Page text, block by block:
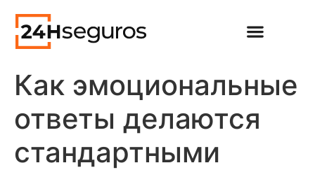
Как эмоциональные
ответы делаются
стандартными